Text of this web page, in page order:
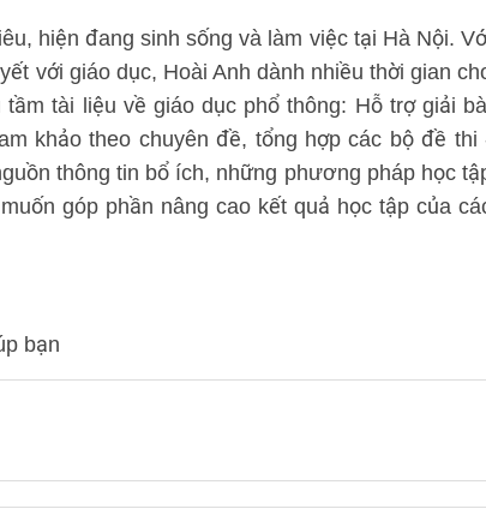
hiện đang sinh sống và làm việc tại Hà Nội.
với giáo dục, Hoài Anh dành nhiều thời gian
tài liệu về giáo dục phổ thông: Hỗ trợ giải
khảo theo chuyên đề, tổng hợp các bộ đề thi
thông tin bổ ích, những phương pháp học
góp phần nâng cao kết quả học tập của
bạn